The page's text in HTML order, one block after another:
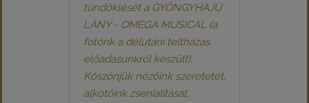
tündöklését a GYÖNGYHAJÚ
LÁNY - OMEGA MUSICAL (a
fotónk a délutáni teltházas
előadásunkról készült).
Köszönjük nézőink szeretetét,
alkotóink zsenialitását,